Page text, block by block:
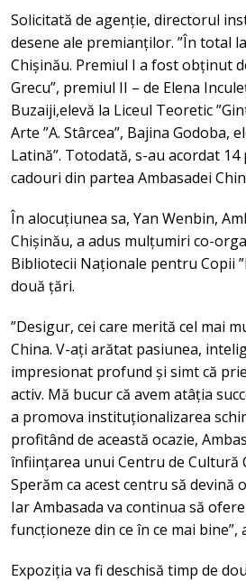
Solicitată de agenție, directorul
desene ale premianților. ”În total
Chișinău. Premiul I a fost obținut
Grecu”, premiul II – de Elena
Buzaiji,elevă la Liceul Teoretic
Arte ”A. Stârcea”, Bajina Godoba,
Latină”. Totodată, s-au acordat
cadouri din partea Ambasadei
În alocuțiunea sa, Yan Wenbin,
Chișinău, a adus mulțumiri co-
Bibliotecii Naționale pentru Copii
două țări.
”Desigur, cei care merită cel mai
China. V-ați arătat pasiunea,
impresionat profund și simt că
activ. Mă bucur că avem atâția
a promova instituționalizarea
profitând de această ocazie,
înființarea unui Centru de Cultură
Sperăm ca acest centru să
Iar Ambasada va continua să
funcționeze din ce în ce mai bine”,
Expoziția va fi deschisă timp de